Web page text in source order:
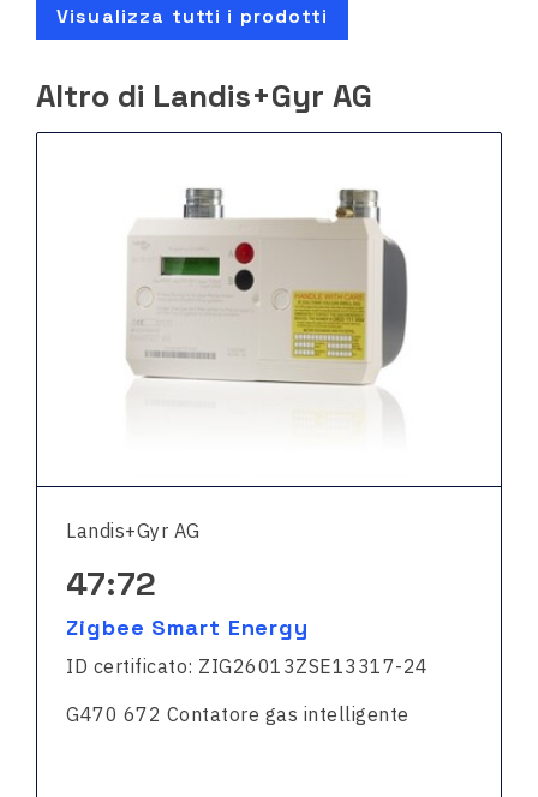
Visualizza tutti i prodotti
Altro di Landis+Gyr AG
Landis+Gyr AG
47:72
Zigbee Smart Energy
ID certificato: ZIG26013ZSE13317-24
G470 672 Contatore gas intelligente